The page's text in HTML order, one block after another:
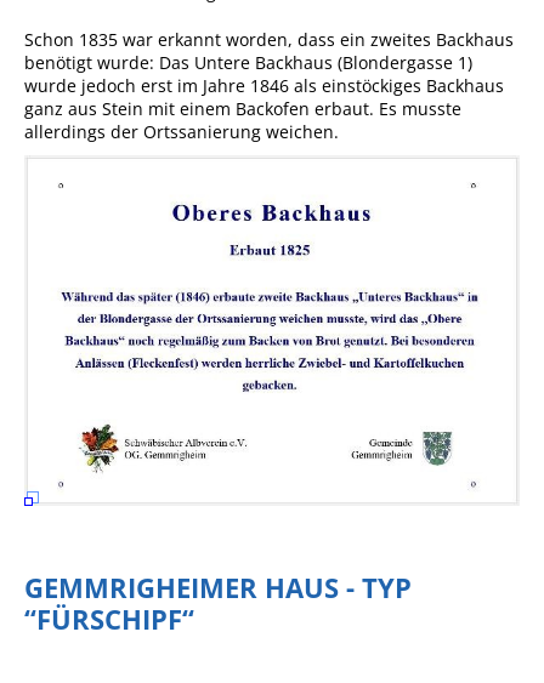
Schon 1835 war erkannt worden, dass ein zweites Backhaus
benötigt wurde: Das Untere Backhaus (Blondergasse 1)
wurde jedoch erst im Jahre 1846 als einstöckiges Backhaus
ganz aus Stein mit einem Backofen erbaut. Es musste
allerdings der Ortssanierung weichen.
GEMMRIGHEIMER HAUS - TYP
“FÜRSCHIPF“